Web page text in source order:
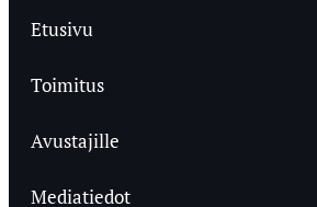
Etusivu
Toimitus
Avustajille
Mediatiedot